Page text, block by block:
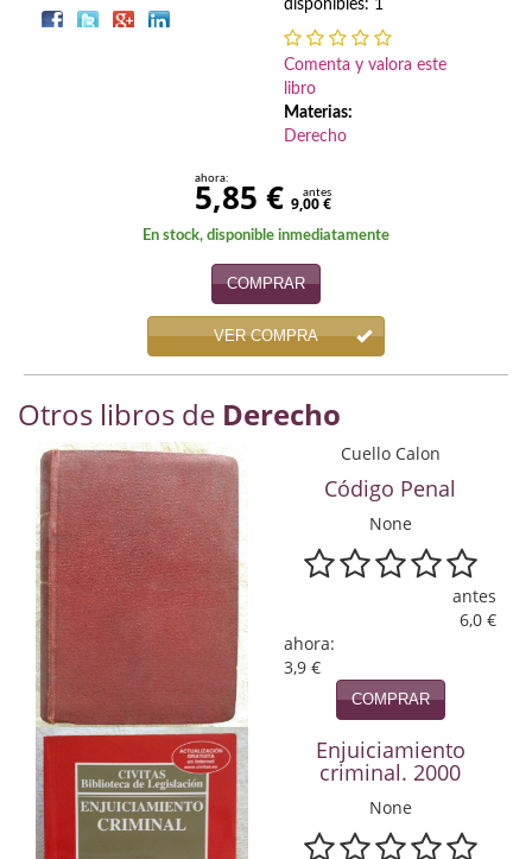
Divulgación científica
Física y Química
Física y química
Guerra Civil Española
Historia
historia
Infantil y juvenil
Infantil y juvenil. Nuevo!!
Infantil y juvenil. Nuevo!!!
Informática
Literatura fantástica
disponibles: 1
Comenta y valora este
libro
Materias:
Derecho
ahora:
5,85 € antes
9,00 €
En stock, disponible inmediatamente
COMPRAR
VER COMPRA
Otros libros de Derecho
Cuello Calon
Código Penal
None
antes
6,0 €
ahora:
3,9 €
COMPRAR
Enjuiciamiento
criminal. 2000
None